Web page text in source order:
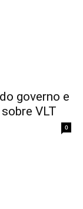
governo e
VLT
0